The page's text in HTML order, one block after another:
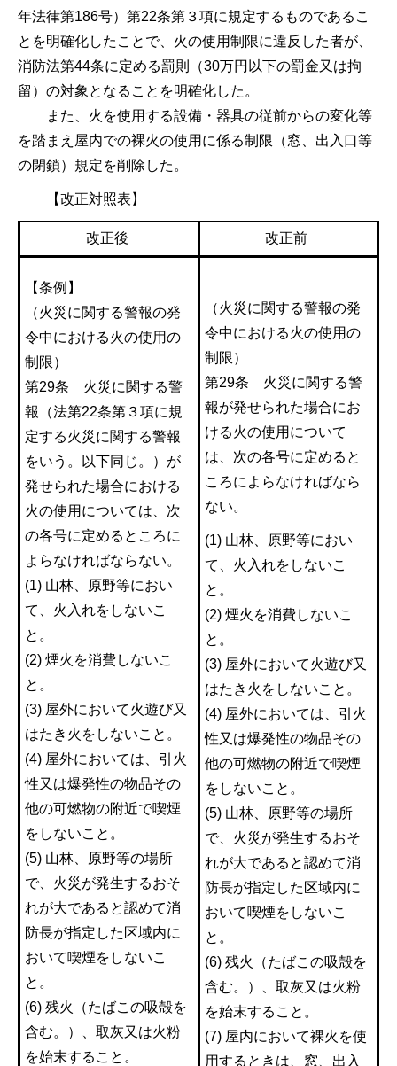
年法律第186号）第22条第３項に規定するものであるこ
とを明確化したことで、火の使用制限に違反した者が、
消防法第44条に定める罰則（30万円以下の罰金又は拘
留）の対象となることを明確化した。
また、火を使用する設備・器具の従前からの変化等
を踏まえ屋内での裸火の使用に係る制限（窓、出入口等
の閉鎖）規定を削除した。
【改正対照表】
改正後 改正前
【条例】
（火災に関する警報の発
令中における火の使用の
制限）
第29条 火災に関する警
報（法第22条第３項に規
定する火災に関する警報
をいう。以下同じ。）が
発せられた場合における
火の使用については、次
の各号に定めるところに
よらなければならない。
(1) 山林、原野等におい
て、火入れをしないこ
と。
(2) 煙火を消費しないこ
と。
(3) 屋外において火遊び又
はたき火をしないこと。
(4) 屋外においては、引火
性又は爆発性の物品その
他の可燃物の附近で喫煙
をしないこと。
(5) 山林、原野等の場所
で、火災が発生するおそ
れが大であると認めて消
防長が指定した区域内に
おいて喫煙をしないこ
と。
(6) 残火（たばこの吸殻を
含む。）、取灰又は火粉
を始末すること。
（火災に関する警報の発
令中における火の使用の
制限）
第29条 火災に関する警
報が発せられた場合にお
ける火の使用について
は、次の各号に定めると
ころによらなければなら
ない。
(1) 山林、原野等におい
て、火入れをしないこ
と。
(2) 煙火を消費しないこ
と。
(3) 屋外において火遊び又
はたき火をしないこと。
(4) 屋外においては、引火
性又は爆発性の物品その
他の可燃物の附近で喫煙
をしないこと。
(5) 山林、原野等の場所
で、火災が発生するおそ
れが大であると認めて消
防長が指定した区域内に
おいて喫煙をしないこ
と。
(6) 残火（たばこの吸殻を
含む。）、取灰又は火粉
を始末すること。
(7) 屋内において裸火を使
用するときは、窓、出入